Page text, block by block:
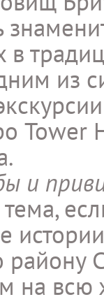
в
из
Tower
и
тема,
району
на всю